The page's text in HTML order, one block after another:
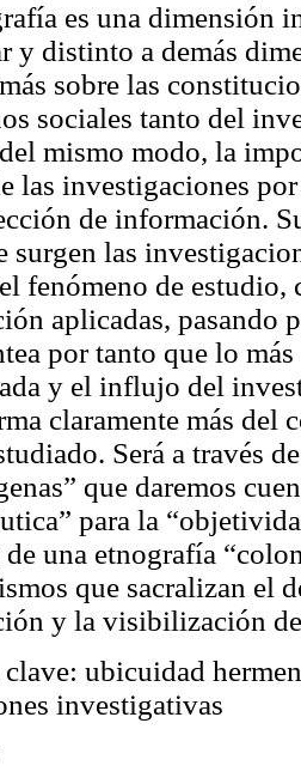
es una dimensión
y distinto a demás
sobre las
sociales tanto del
mismo modo, la
las investigaciones
de información.
surgen las
fenómeno de estudio,
aplicadas, pasando
por tanto que lo
y el influjo del
claramente más del
Será a través
que daremos
para la
de una etnografía
que sacralizan el
y la visibilización
clave: ubicuidad
investigativas